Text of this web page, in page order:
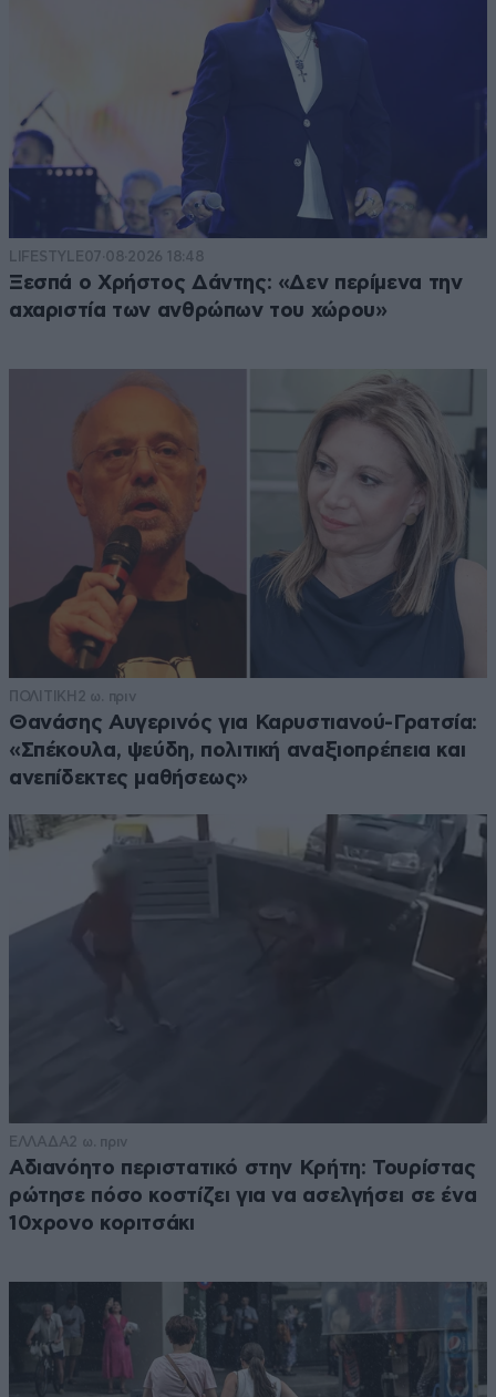
LIFESTYLE07·08·2026 18:48
Ξεσπά ο Χρήστος Δάντης: «Δεν περίμενα την
αχαριστία των ανθρώπων του χώρου»
ΠΟΛΙΤΙΚΗ 2 ω. πριν
Θανάσης Αυγερινός για Καρυστιανού-Γρατσία:
«Σπέκουλα, ψεύδη, πολιτική αναξιοπρέπεια και
ανεπίδεκτες μαθήσεως»
ΕΛΛΑΔΑ2 ω. πριν
Αδιανόητο περιστατικό στην Κρήτη: Τουρίστας
ρώτησε πόσο κοστίζει για να ασελγήσει σε ένα
10χρονο κοριτσάκι